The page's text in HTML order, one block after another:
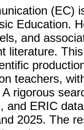
(EC)
Education.
and
literature.
teachers,
rigorous
and ERIC
2025. The